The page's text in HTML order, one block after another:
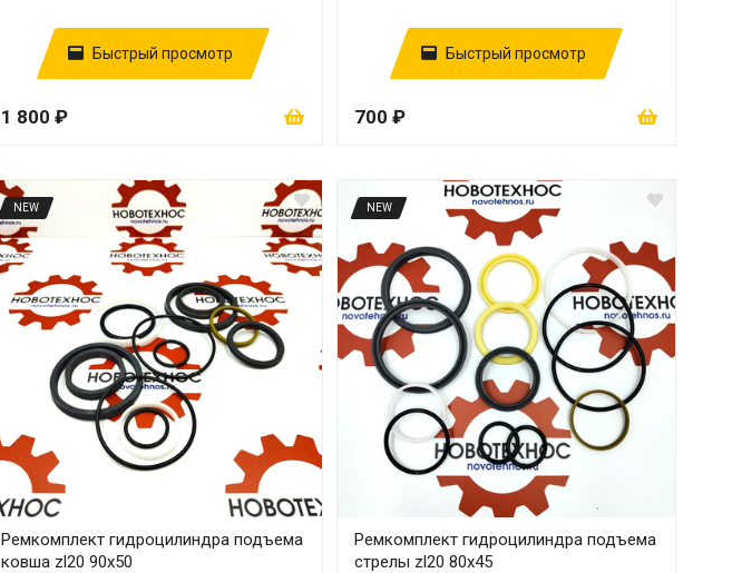
Быстрый просмотр
1 800 ₽
Быстрый просмотр
700 ₽
NEW
Ремкомплект гидроцилиндра подъема
ковша zl20 90х50
NEW
Ремкомплект гидроцилиндра подъема
стрелы zl20 80х45